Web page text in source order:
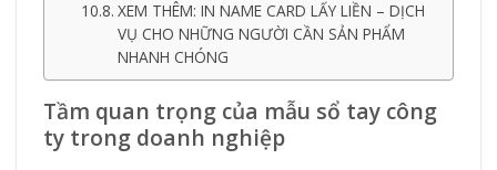
XEM THÊM: IN NAME CARD LẤY LIỀN – DỊCH
VỤ CHO NHỮNG NGƯỜI CẦN SẢN PHẨM
NHANH CHÓNG
Tầm quan trọng của mẫu sổ tay công
ty trong doanh nghiệp